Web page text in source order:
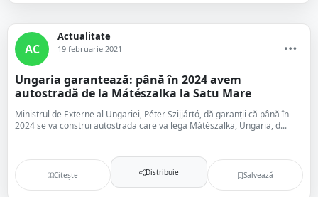
AC
Actualitate
19 februarie 2021
Ungaria garantează: până în 2024 avem
autostradă de la Mátészalka la Satu Mare
Ministrul de Externe al Ungariei, Péter Szijjártó, dă garanții că până în
2024 se va construi autostrada care va lega Mátészalka, Ungaria, d...
Citește Distribuie Salvează